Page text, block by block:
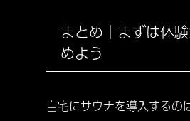
まとめ｜まずは体
めよう
自宅にサウナを導入するの